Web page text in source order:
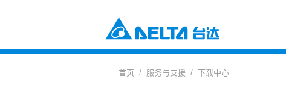
工业自动化与智能制造解决方案
电源及元器件
首页 服务与支援 下载中心